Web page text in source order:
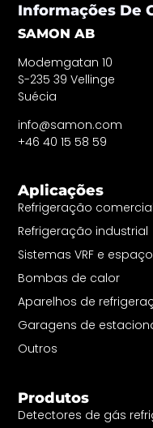
Informações De
SAMON AB
Modemgatan 10
S-235 39 Vellinge
Suécia
info@samon.com
+46 40 15 58 59
Aplicações
Refrigeração comercial
Refrigeração industrial
Sistemas VRF e
Bombas de calor
Aparelhos de
Garagens de
Outros
Produtos
Detectores de gás